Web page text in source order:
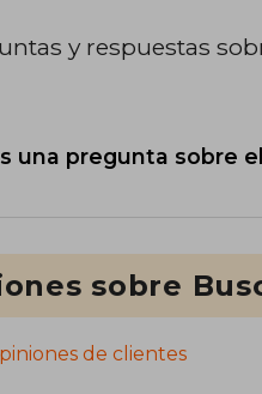
y respuestas
una pregunta sobre
sobre
de clientes